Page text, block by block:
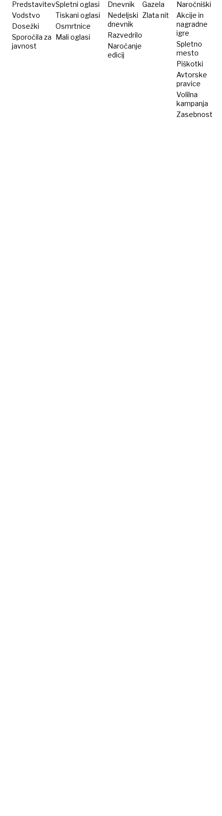
Predstavitev
Vodstvo
Dosežki
Sporočila za
javnost
Spletni oglasi
Tiskani oglasi
Osmrtnice
Mali oglasi
Dnevnik
Nedeljski
dnevnik
Razvedrilo
Naročanje
edicij
Gazela
Zlata nit
Naročniški
Akcije in
nagradne
igre
Spletno
mesto
Piškotki
Avtorske
pravice
Volilna
kampanja
Zasebnost